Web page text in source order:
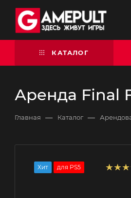
КАТАЛОГ
Аренда Final
Главная — Каталог —
Хит для PS5